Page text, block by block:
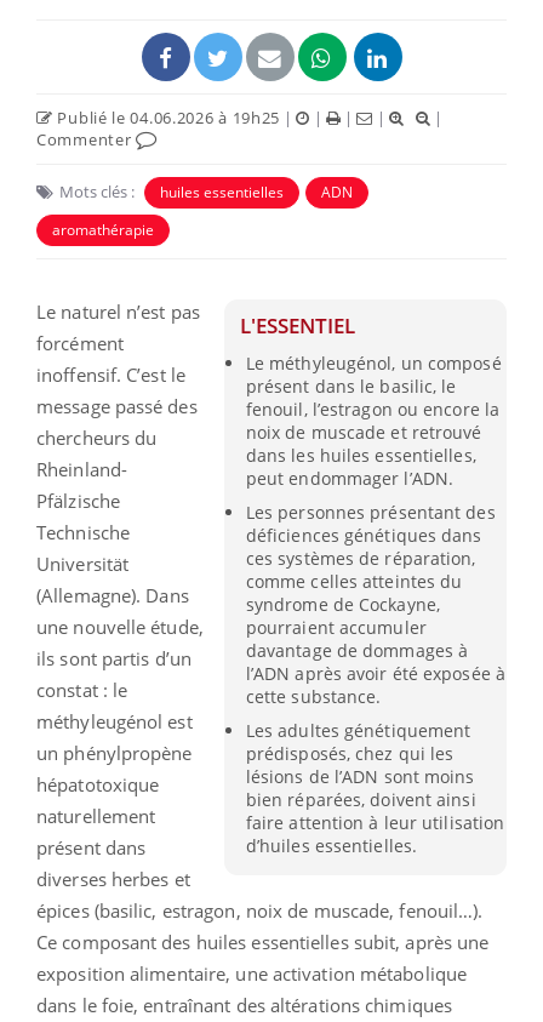
Publié le 04.06.2026 à 19h25 | | | |
|
Commenter
Mots clés : huiles essentielles
ADN
aromathérapie
L'ESSENTIEL
Le méthyleugénol, un composé
présent dans le basilic, le
fenouil, l’estragon ou encore la
noix de muscade et retrouvé
dans les huiles essentielles,
peut endommager l’ADN.
Les personnes présentant des
déficiences génétiques dans
ces systèmes de réparation,
comme celles atteintes du
syndrome de Cockayne,
pourraient accumuler
davantage de dommages à
l’ADN après avoir été exposée à
cette substance.
Les adultes génétiquement
prédisposés, chez qui les
lésions de l’ADN sont moins
bien réparées, doivent ainsi
faire attention à leur utilisation
d’huiles essentielles.
Le naturel n’est pas
forcément
inoffensif. C’est le
message passé des
chercheurs du
Rheinland-
Pfälzische
Technische
Universität
(Allemagne). Dans
une nouvelle étude,
ils sont partis d’un
constat : le
méthyleugénol est
un phénylpropène
hépatotoxique
naturellement
présent dans
diverses herbes et
épices (basilic, estragon, noix de muscade, fenouil…).
Ce composant des huiles essentielles subit, après une
exposition alimentaire, une activation métabolique
dans le foie, entraînant des altérations chimiques